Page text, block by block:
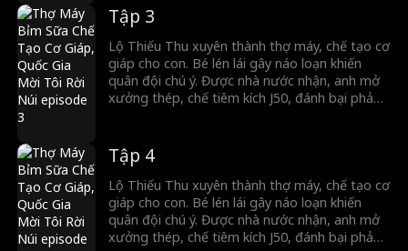
Hạ thành siêu cường quân sự.
Tập 3
Lộ Thiếu Thu xuyên thành thợ máy, chế tạo cơ
giáp cho con. Bé lén lái gây náo loạn khiến
quân đội chú ý. Được nhà nước nhận, anh mở
xưởng thép, chế tiêm kích J50, đánh bại phản
Hạ thành siêu cường quân sự.
Tập 4
Lộ Thiếu Thu xuyên thành thợ máy, chế tạo cơ
giáp cho con. Bé lén lái gây náo loạn khiến
quân đội chú ý. Được nhà nước nhận, anh mở
xưởng thép, chế tiêm kích J50, đánh bại phản